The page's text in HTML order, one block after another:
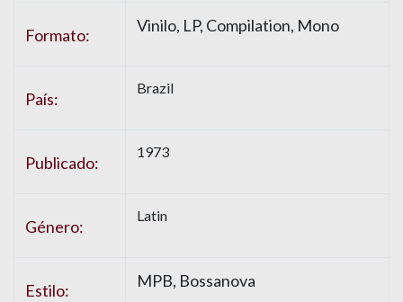
Formato: Vinilo, LP, Compilation, Mono
País:
Brazil
Publicado:
1973
Género:
Latin
Estilo: MPB, Bossanova